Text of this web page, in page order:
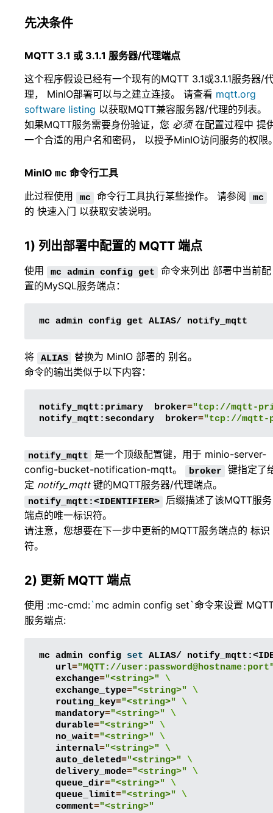
先决条件
MQTT 3.1 或 3.1.1 服务器/代理端点
这个程序假设已经有一个现有的MQTT 3.1或3.1.1服务器/
理， MinIO部署可以与之建立连接。 请查看 mqtt.org
software listing 以获取MQTT兼容服务器/代理的列表。
如果MQTT服务需要身份验证，您 必须在配置过程中 提
一个合适的用户名和密码， 以授予MinIO访问服务的权限
MinIO mc 命令行工具
此过程使用
mc 命令行工具执行某些操作。 请参阅 mc
的 快速入门 以获取安装说明。
1) 列出部署中配置的 MQTT 端点
使用 mc admin config get
命令来列出 部署中当前配
置的MySQL服务端点：
mc admin config get ALIAS/
将 ALIAS 替换为 MinIO 部署的别名。
命令的输出类似于以下内容：
notify_mqtt:primary broker="tcp://mqtt-
notify_mqtt:secondary
broker="tcp://mqtt-
notify_mqtt 是一个顶级配置键，用于 minio-server-
config-bucket-notification-mqtt。 broker
键指定了
定 notify_mqtt键的MQTT服务器/代理端点。
notify_mqtt:<IDENTIFIER>
后缀描述了该MQTT服务
端点的唯一标识符。
请注意，您想要在下一步中更新的MQTT服务端点的 标识
符。
2) 更新 MQTT 端点
使用 :mc-cmd:`mc admin config set`命令来设置
服务端点:
mc admin config set ALIAS/
url="MQTT://
exchange="<string>"
\
exchange_type="<string>"
\
routing_key="<string>"
\
mandatory="<string>"
\
durable="<string>"
\
no_wait="<string>"
\
internal="<string>"
\
auto_deleted="<string>"
\
delivery_mode="<string>"
\
queue_dir="<string>"
\
queue_limit="<string>"
\
comment="<string>"